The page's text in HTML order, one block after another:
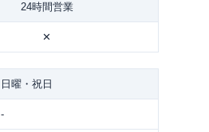
24時間営業
✕
日曜・祝日
-